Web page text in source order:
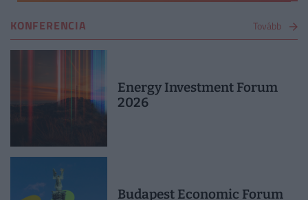
KONFERENCIA Tovább
Energy Investment Forum
2026
Budapest Economic Forum